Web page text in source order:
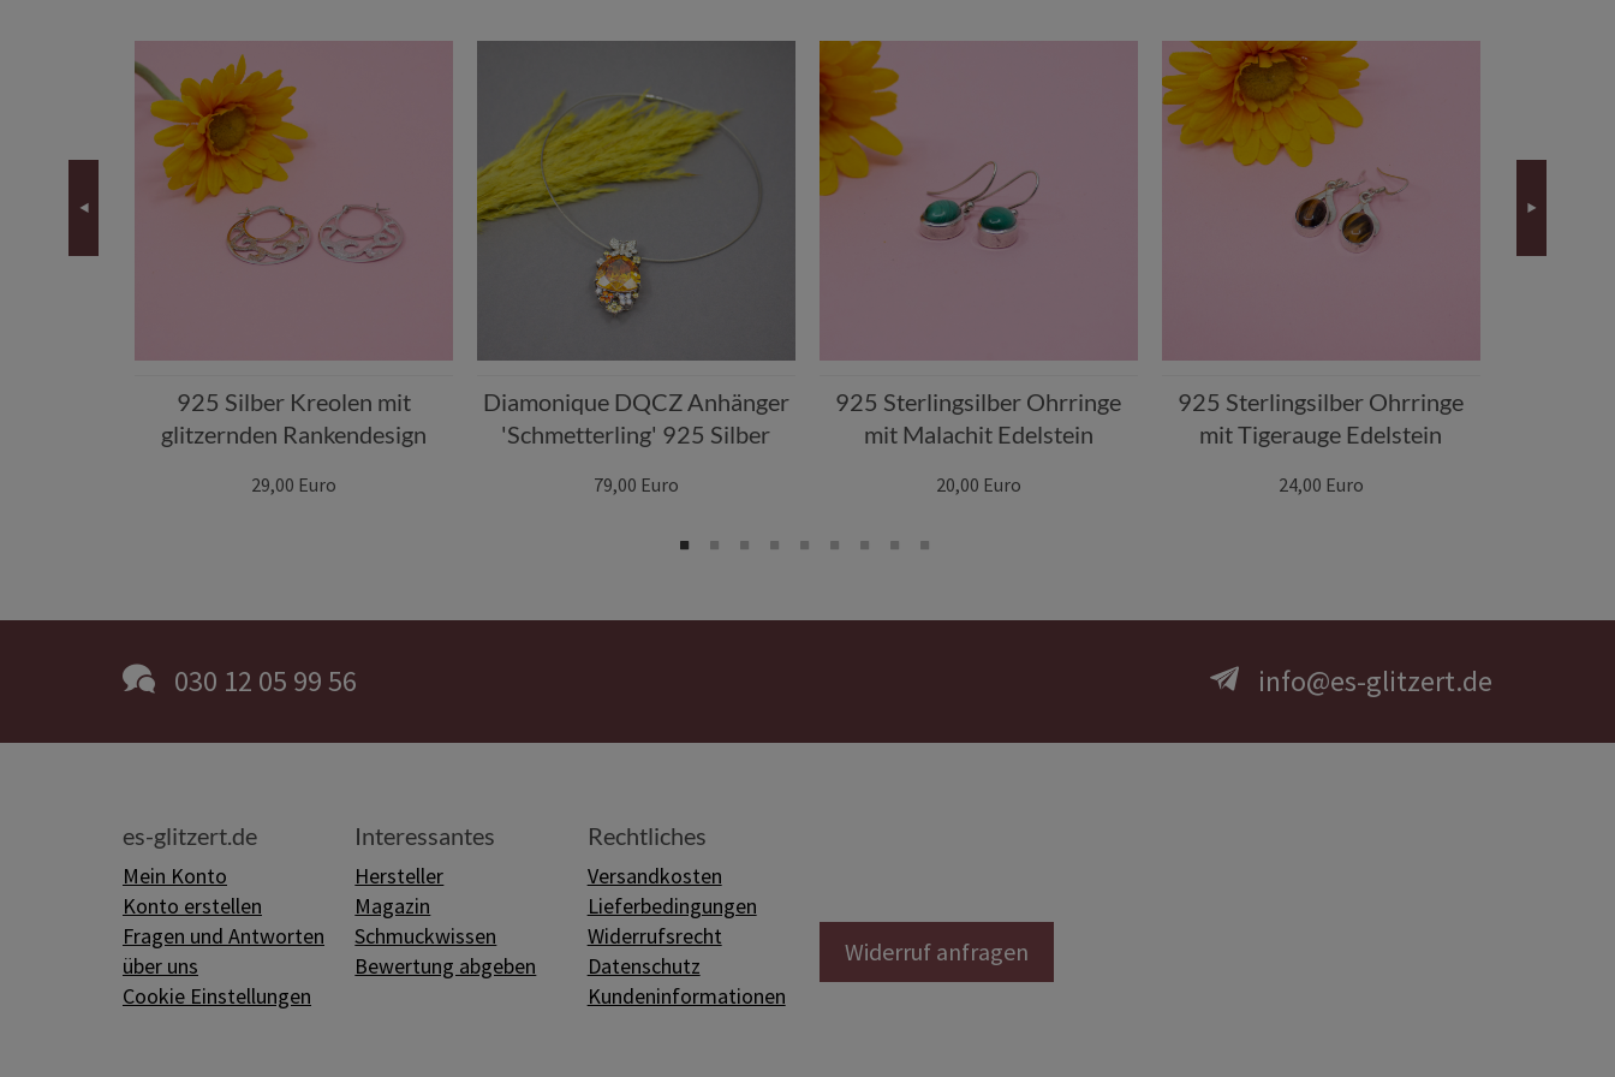
925 Silber Kreolen mit
glitzernden Rankendesign
29,00 Euro
Diamonique DQCZ Anhänger
'Schmetterling' 925 Silber
79,00 Euro
925 Sterlingsilber Ohrringe
mit Malachit Edelstein
20,00 Euro
925 Sterlingsilber Ohrringe
mit Tigerauge Edelstein
24,00 Euro
030 12 05 99 56 info@es-glitzert.de
es-glitzert.de
Mein Konto
Konto erstellen
Fragen und Antworten
über uns
Cookie Einstellungen
Interessantes
Hersteller
Magazin
Schmuckwissen
Bewertung abgeben
Rechtliches
Versandkosten
Lieferbedingungen
Widerrufsrecht
Datenschutz
Kundeninformationen
Widerruf anfragen